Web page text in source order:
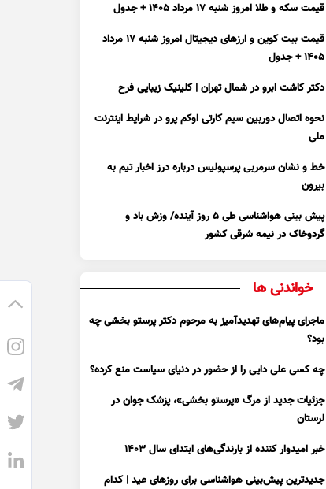
قیمت سکه و طلا امروز شنبه ۱۷ مرداد ۱۴۰۵ + جدول
قیمت بیت کوین و ارز‌های دیجیتال امروز شنبه ۱۷ مرداد
۱۴۰۵ + جدول
دکتر کاشت ابرو در شمال تهران | کلینیک زیبایی فرح
نحوه اتصال دوربین سیم کارتی اوکم پرو در شرایط اینترنت
ملی
خط و نشان سرمربی پرسپولیس درباره درز اخبار تیم به
بیرون
پیش بینی هواشناسی طی ۵ روز آینده/ وزش باد و
گردوخاک در نیمه شرقی کشور
خواندنی ها
ماجرای پیام‌های تهدیدآمیز به مرحوم دکتر پرستو بخشی چه
بود؟
چه کسی علی دایی را از حضور در دنیای سیاست منع کرده؟
جزئیات جدید از مرگ «پرستو بخشی»، پزشک جوان در
لرستان
خبر امیدوار کننده از بارندگی‌های ابتدای سال ۱۴۰۳
جدیدترین پیش‌بینی هواشناسی برای روزهای عید | کدام